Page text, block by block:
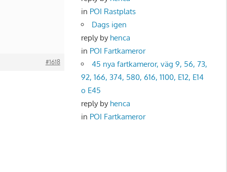
#1618
in POI Rastplats
Dags igen
reply by henca
in POI Fartkameror
45 nya fartkameror, väg 9, 56, 73,
92, 166, 374, 580, 616, 1100, E12, E14
o E45
reply by henca
in POI Fartkameror